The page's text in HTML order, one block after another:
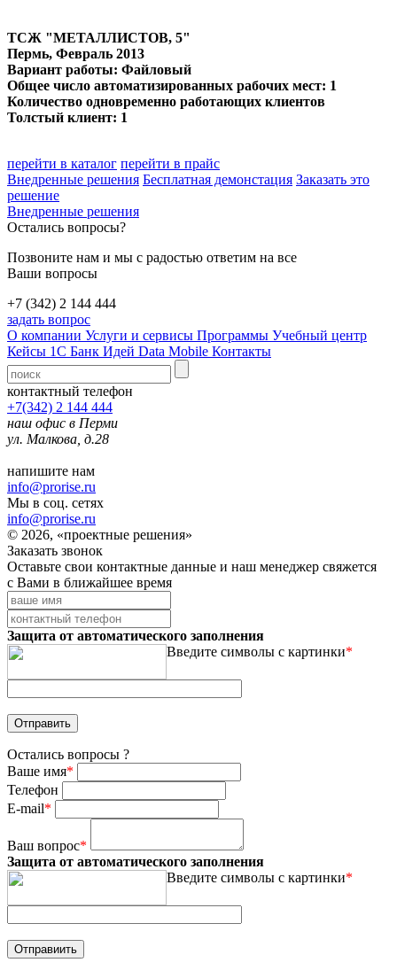
ТСЖ "МЕТАЛЛИСТОВ, 5"
Пермь, Февраль 2013
Вариант работы: Файловый
Общее число автоматизированных рабочих мест: 1
Количество одновременно работающих клиентов
Толстый клиент: 1
перейти в каталог перейти в прайс
Внедренные решения Бесплатная демонстация Заказать это
решение
Внедренные решения
Остались вопросы?
Позвоните нам и мы с радостью ответим на все
Ваши вопросы
+7 (342) 2 144 444
задать вопрос
О компании Услуги и сервисы Программы Учебный центр
Кейсы 1С Банк Идей Data Mobile Контакты
контактный телефон
+7(342) 2 144 444
наш офис в Перми
ул. Малкова, д.28
напишите нам
info@prorise.ru
Мы в соц. сетях
info@prorise.ru
© 2026, «проектные решения»
Заказать звонок
Оставьте свои контактные данные и наш менеджер свяжется
с Вами в ближайшее время
Защита от автоматического заполнения
Введите символы с картинки*
Остались вопросы ?
Ваше имя*
Телефон
E-mail*
Ваш вопрос*
Защита от автоматического заполнения
Введите символы с картинки*